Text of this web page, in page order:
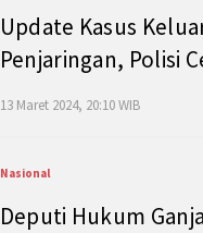
Update Kasus
Penjaringan, Polisi
13 Maret 2024, 20:10 WIB
Nasional
Deputi Hukum